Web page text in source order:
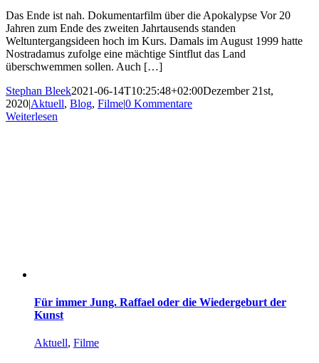
Das Ende ist nah. Dokumentarfilm über die Apokalypse Vor 20
Jahren zum Ende des zweiten Jahrtausends standen
Weltuntergangsideen hoch im Kurs. Damals im August 1999 hatte
Nostradamus zufolge eine mächtige Sintflut das Land
überschwemmen sollen. Auch […]
Stephan Bleek2021-06-14T10:25:48+02:00Dezember 21st,
2020|Aktuell, Blog, Filme|0 Kommentare
Weiterlesen
Für immer Jung. Raffael oder die Wiedergeburt der
Kunst
Aktuell, Filme